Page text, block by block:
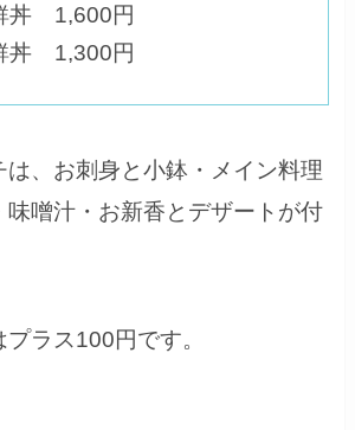
丼 1,600円
丼 1,300円
は、お刺身と小鉢・メイン料理
味噌汁・お新香とデザートが付
ラス100円です。